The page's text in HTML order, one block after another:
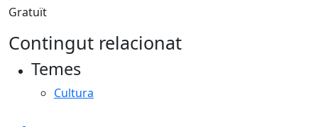
Gratuït
Contingut relacionat
Temes
Cultura